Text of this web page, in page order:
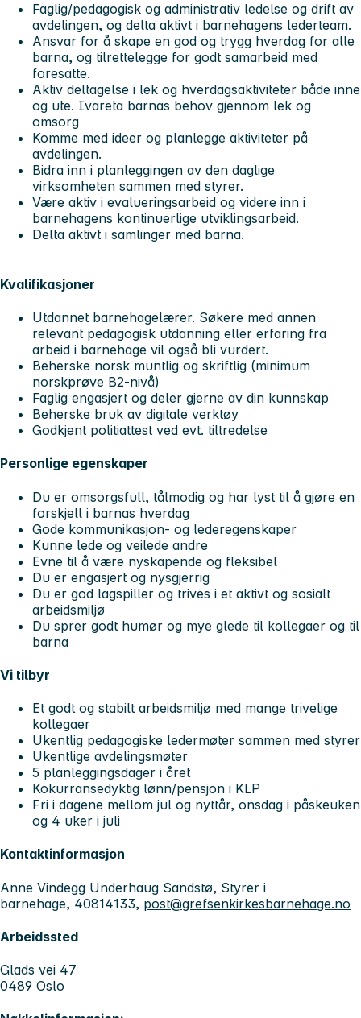
Faglig/pedagogisk og administrativ ledelse og drift av
avdelingen, og delta aktivt i barnehagens lederteam.
Ansvar for å skape en god og trygg hverdag for alle
barna, og tilrettelegge for godt samarbeid med
foresatte.
Aktiv deltagelse i lek og hverdagsaktiviteter både inne
og ute. Ivareta barnas behov gjennom lek og
omsorg
Komme med ideer og planlegge aktiviteter på
avdelingen.
Bidra inn i planleggingen av den daglige
virksomheten sammen med styrer.
Være aktiv i evalueringsarbeid og videre inn i
barnehagens kontinuerlige utviklingsarbeid.
Delta aktivt i samlinger med barna.
Kvalifikasjoner
Utdannet barnehagelærer. Søkere med annen
relevant pedagogisk utdanning eller erfaring fra
arbeid i barnehage vil også bli vurdert.
Beherske norsk muntlig og skriftlig (minimum
norskprøve B2-nivå)
Faglig engasjert og deler gjerne av din kunnskap
Beherske bruk av digitale verktøy
Godkjent politiattest ved evt. tiltredelse
Personlige egenskaper
Du er omsorgsfull, tålmodig og har lyst til å gjøre en
forskjell i barnas hverdag
Gode kommunikasjon- og lederegenskaper
Kunne lede og veilede andre
Evne til å være nyskapende og fleksibel
Du er engasjert og nysgjerrig
Du er god lagspiller og trives i et aktivt og sosialt
arbeidsmiljø
Du sprer godt humør og mye glede til kollegaer og til
barna
Vi tilbyr
Et godt og stabilt arbeidsmiljø med mange trivelige
kollegaer
Ukentlig pedagogiske ledermøter sammen med styrer
Ukentlige avdelingsmøter
5 planleggingsdager i året
Kokurransedyktig lønn/pensjon i KLP
Fri i dagene mellom jul og nyttår, onsdag i påskeuken
og 4 uker i juli
Kontaktinformasjon
Anne Vindegg Underhaug Sandstø, Styrer i
barnehage, 40814133, post@grefsenkirkesbarnehage.no
Arbeidssted
Glads vei 47
0489 Oslo